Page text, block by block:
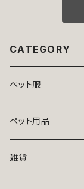
CATEGORY
ペット服
トップス
ニット
ボトムス
ペット用品
ベッド
雑貨